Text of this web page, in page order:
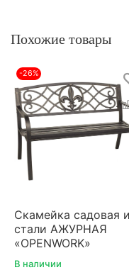
Похожие товары
-26%
Скамейка садовая
стали АЖУРНАЯ
«OPENWORK»
В наличии